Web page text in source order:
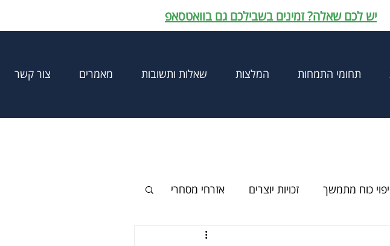
יש לכם שאלה? זמינים בשבילכם גם בוואטסאפ
תחומי התמחות המלצות שאלות ותשובות מאמרים צור קשר
כוח מתמשך זכויות יוצרים אזרחי מסחרי